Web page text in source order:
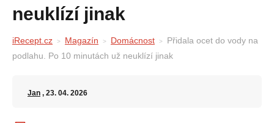
neuklízí jinak
iRecept.cz Magazín Domácnost
Přidala ocet do vody na
podlahu. Po 10 minutách už neuklízí jinak
Jan , 23. 04. 2026